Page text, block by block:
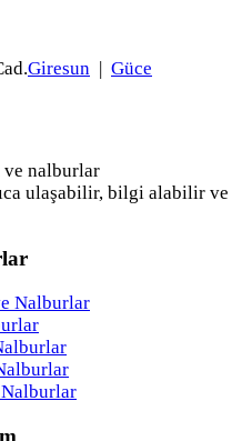
Giresun | Güce
ve nalburlar
ulaşabilir, bilgi alabilir ve
Nalburlar
Nalburlar